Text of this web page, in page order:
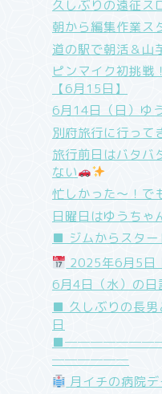
久しぶりの遠征ス
朝から編集作業ス
道の駅で朝活＆山
ピンマイク初挑
【6月15日】
6月14日（日）ゆ
別府旅行に行って
旅行前日はバタバ
ない
忙しかった〜！で
日曜日はゆうちゃ
■ ジムからスタ
2025年6月5日
6月4日（水）の日
■ 久しぶりの長男
日
──────
月イチの病院